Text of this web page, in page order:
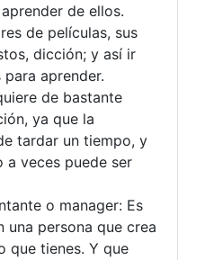
de ellos.
de películas, sus
dicción; y así ir
aprender.
de bastante
ya que la
tardar un tiempo, y
a veces puede ser
o manager: Es
una persona que crea
que tienes. Y que